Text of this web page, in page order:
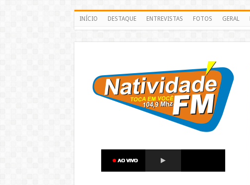
INÍCIO DESTAQUE ENTREVISTAS FOTOS GERAL